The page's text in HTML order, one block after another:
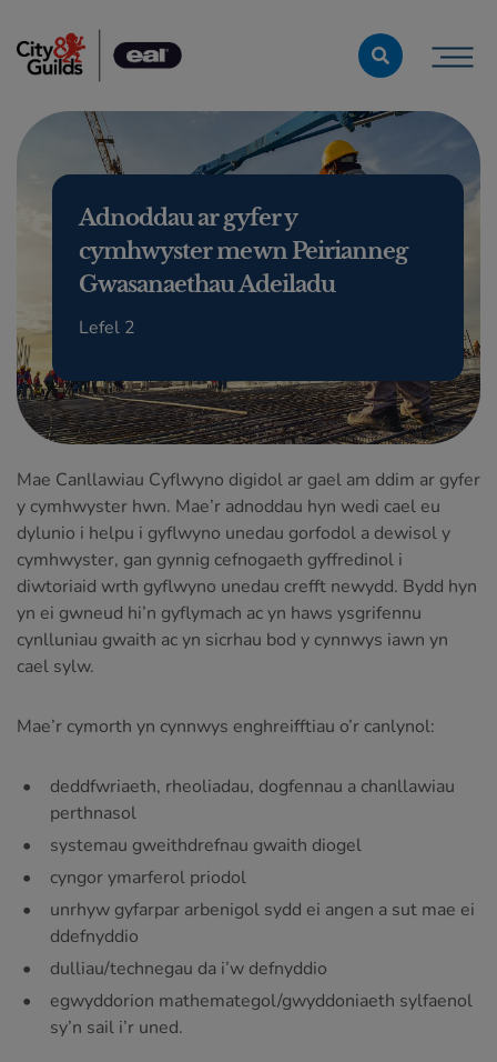
Adnoddau ar gyfer y
cymhwyster mewn Peirianneg
Gwasanaethau Adeiladu
Lefel 2
Mae Canllawiau Cyflwyno digidol ar gael am ddim ar gyfer
y cymhwyster hwn. Mae’r adnoddau hyn wedi cael eu
dylunio i helpu i gyflwyno unedau gorfodol a dewisol y
cymhwyster, gan gynnig cefnogaeth gyffredinol i
diwtoriaid wrth gyflwyno unedau crefft newydd. Bydd hyn
yn ei gwneud hi’n gyflymach ac yn haws ysgrifennu
cynlluniau gwaith ac yn sicrhau bod y cynnwys iawn yn
cael sylw.
Mae’r cymorth yn cynnwys enghreifftiau o’r canlynol:
deddfwriaeth, rheoliadau, dogfennau a chanllawiau
perthnasol
systemau gweithdrefnau gwaith diogel
cyngor ymarferol priodol
unrhyw gyfarpar arbenigol sydd ei angen a sut mae ei
ddefnyddio
dulliau/technegau da i’w defnyddio
egwyddorion mathemategol/gwyddoniaeth sylfaenol
sy’n sail i’r uned.